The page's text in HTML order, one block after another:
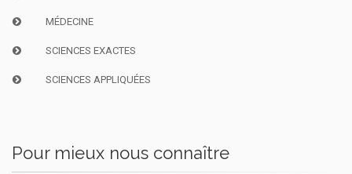
MÉDECINE
SCIENCES EXACTES
SCIENCES APPLIQUÉES
Pour mieux nous connaître